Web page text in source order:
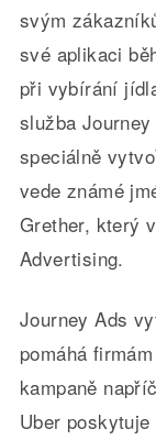
svým
své aplikaci
při vybírání
služba
speciálně
vede známé
Grether, který
Advertising.
Journey Ads
pomáhá
kampaně
Uber